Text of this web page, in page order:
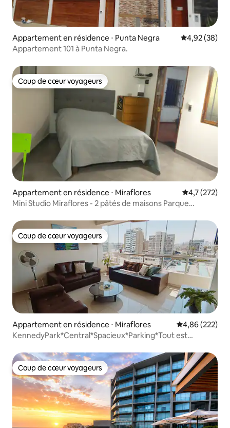
Appartement en résidence ⋅ Punta Negra Évaluation
4,92 (38)
Appartement 101 à Punta Negra.
Coup de cœur voyageurs
Coup de cœur voyageurs
Appartement en résidence ⋅ Miraflores Évaluation
4,7 (272)
Mini Studio Miraflores - 2 pâtés de maisons Parque
Coup de cœur voyageurs
Coup de cœur voyageurs
Appartement en résidence ⋅ Miraflores Évaluation
4,86 (222)
KennedyPark*Central*Spacieux*Parking*Tout est
Coup de cœur voyageurs
Coup de cœur voyageurs